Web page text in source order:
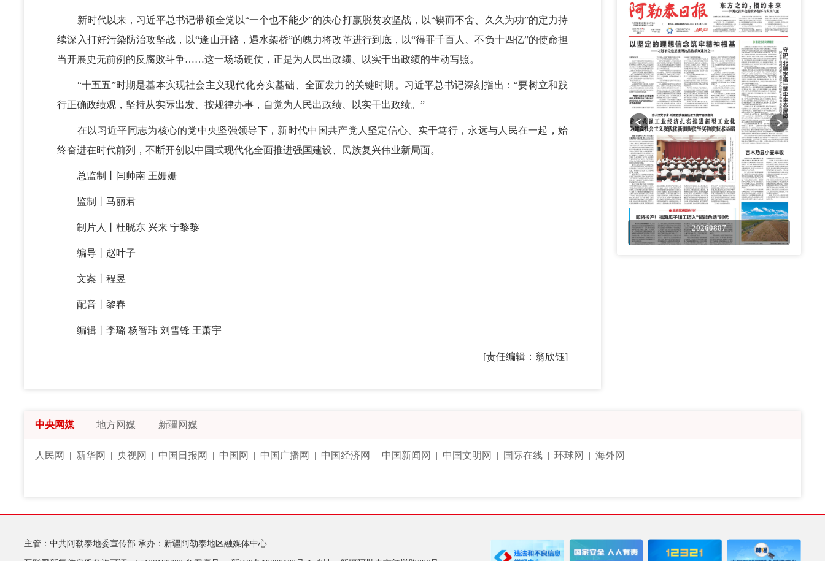
新时代以来，习近平总书记带领全党以“一个也不能少”的决心打赢脱贫攻坚战，以“锲而不舍、久久为功”的定力持
续深入打好污染防治攻坚战，以“逢山开路，遇水架桥”的魄力将改革进行到底，以“得罪千百人、不负十四亿”的使命担
当开展史无前例的反腐败斗争……这一场场硬仗，正是为人民出政绩、以实干出政绩的生动写照。
“十五五”时期是基本实现社会主义现代化夯实基础、全面发力的关键时期。习近平总书记深刻指出：“要树立和践
行正确政绩观，坚持从实际出发、按规律办事，自觉为人民出政绩、以实干出政绩。”
在以习近平同志为核心的党中央坚强领导下，新时代中国共产党人坚定信心、实干笃行，永远与人民在一起，始
终奋进在时代前列，不断开创以中国式现代化全面推进强国建设、民族复兴伟业新局面。
总监制丨闫帅南 王姗姗
监制丨马丽君
制片人丨杜晓东 兴来 宁黎黎
编导丨赵叶子
文案丨程昱
配音丨黎春
编辑丨李璐 杨智玮 刘雪锋 王萧宇
[责任编辑：翁欣钰]
20260807
中央网媒 地方网媒 新疆网媒
人民网 | 新华网 |央视网 | 中国日报网 | 中国网 | 中国广播网 | 中国经济网 | 中国新闻网 | 中国文明网 | 国际在线 |环球网 |海外网
主管：中共阿勒泰地委宣传部承办：新疆阿勒泰地区融媒体中心